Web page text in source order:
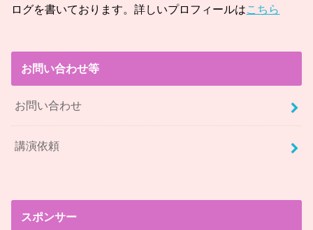
ログを書いております。詳しいプロフィールは こちら
お問い合わせ等
お問い合わせ
講演依頼
スポンサー